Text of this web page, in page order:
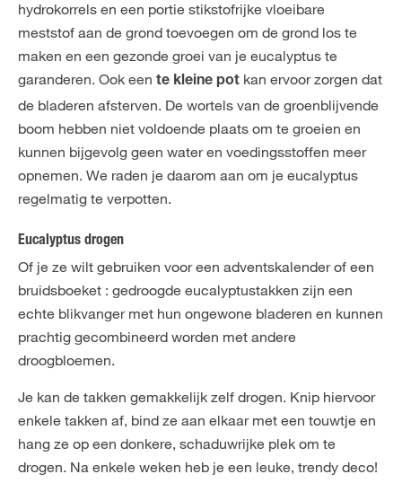
hydrokorrels en een portie stikstofrijke vloeibare
meststof aan de grond toevoegen om de grond los te
maken en een gezonde groei van je eucalyptus te
garanderen. Ook een te kleine pot kan ervoor zorgen dat
de bladeren afsterven. De wortels van de groenblijvende
boom hebben niet voldoende plaats om te groeien en
kunnen bijgevolg geen water en voedingsstoffen meer
opnemen. We raden je daarom aan om je eucalyptus
regelmatig te verpotten.
Eucalyptus drogen
Of je ze wilt gebruiken voor een adventskalender of een
bruidsboeket : gedroogde eucalyptustakken zijn een
echte blikvanger met hun ongewone bladeren en kunnen
prachtig gecombineerd worden met andere
droogbloemen.
Je kan de takken gemakkelijk zelf drogen. Knip hiervoor
enkele takken af, bind ze aan elkaar met een touwtje en
hang ze op een donkere, schaduwrijke plek om te
drogen. Na enkele weken heb je een leuke, trendy deco!